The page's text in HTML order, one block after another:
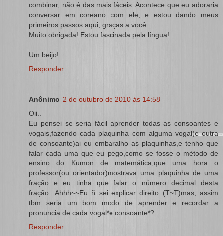
combinar, não é das mais fáceis. Acontece que eu adoraria
conversar em coreano com ele, e estou dando meus
primeiros passos aqui, graças a você.
Muito obrigada! Estou fascinada pela língua!
Um beijo!
Responder
Anônimo 2 de outubro de 2010 às 14:58
Oii..
Eu pensei se seria fácil aprender todas as consoantes e
vogais,fazendo cada plaquinha com alguma vogal(e outra
de consoante)ai eu embaralho as plaquinhas,e tenho que
falar cada uma que eu pego,como se fosse o método de
ensino do Kumon de matemática,que uma hora o
professor(ou orientador)mostrava uma plaquinha de uma
fração e eu tinha que falar o número decimal desta
fração...Ahhh~~Eu ñ sei explicar direito (T~T)mas, assim
tbm seria um bom modo de aprender e recordar a
pronuncia de cada vogal*e consoante*?
Responder